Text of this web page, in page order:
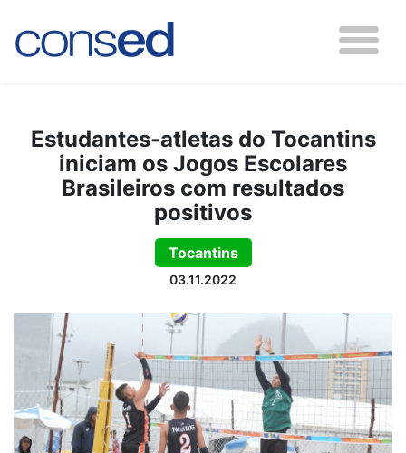
Estudantes-atletas do Tocantins
iniciam os Jogos Escolares
Brasileiros com resultados
positivos
Tocantins
03.11.2022